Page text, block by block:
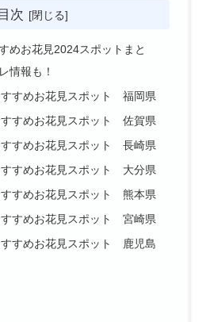
次
めお花見2024スポットまと
情報も！
すすめお花見スポット 福岡県
すすめお花見スポット 佐賀県
すすめお花見スポット 長崎県
すすめお花見スポット 大分県
すすめお花見スポット 熊本県
すすめお花見スポット 宮崎県
すすめお花見スポット 鹿児島